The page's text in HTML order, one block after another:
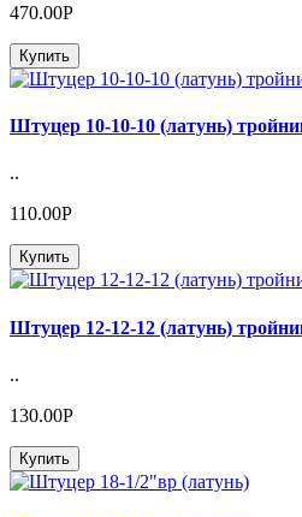
470.00Р
Купить
Штуцер 10-10-10 (латунь)
..
110.00Р
Купить
Штуцер 12-12-12 (латунь)
..
130.00Р
Купить